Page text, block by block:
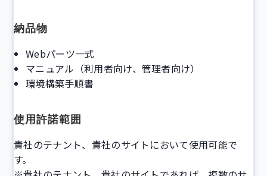
納品物
Webパーツ一式
マニュアル（利用者向け、管理者向け）
環境構築手順書
使用許諾範囲
貴社のテナント、貴社のサイトにおいて使用可能で
す。